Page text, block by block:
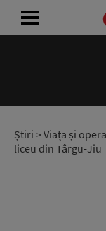
Știri > Viața și
liceu din Târgu-Jiu
RADIO